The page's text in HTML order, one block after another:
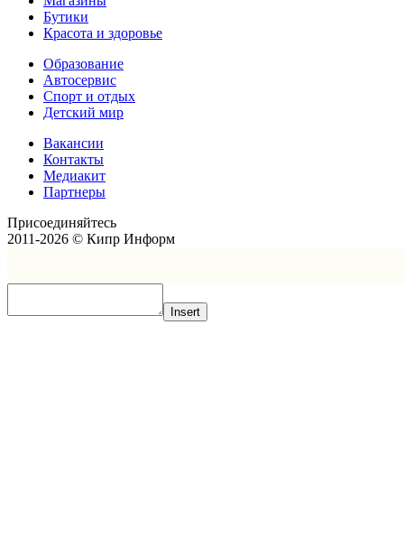
Бутики
Красота и здоровье
Образование
Автосервис
Спорт и отдых
Детский мир
Вакансии
Контакты
Медиакит
Партнеры
Присоединяйтесь
2011-2026 © Кипр Информ
Insert